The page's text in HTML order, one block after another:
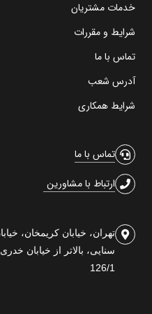
خدمات مشتریان
شرایط و مقررات
تماس با ما
آدرس شعب
شرایط همکاری
تماس با ما
ارتباط با مشاورین
تهران، خیابان کریمخان،
سنایی، بالاتر از خیابان
126/1